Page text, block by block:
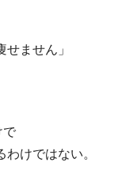
せません」
で
けではない。